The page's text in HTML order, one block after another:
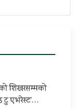
शिखरसम्मको
टु एभरेस्ट’…